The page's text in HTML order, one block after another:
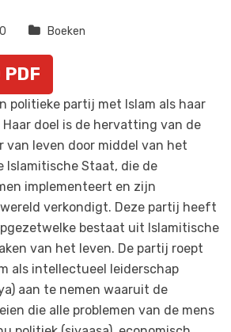
Boeken
PDF
politieke partij met Islam als haar
Haar doel is de hervatting van de
van leven door middel van het
Islamitische Staat, die de
implementeert en zijn
verkondigt. Deze partij heeft
bestaat uit Islamitische
van het leven. De partij roept
als intellectueel leiderschap
aan te nemen waaruit de
die alle problemen van de mens